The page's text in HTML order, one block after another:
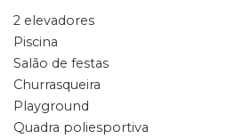
2 elevadores
Piscina
Salão de festas
Churrasqueira
Playground
Quadra poliesportiva